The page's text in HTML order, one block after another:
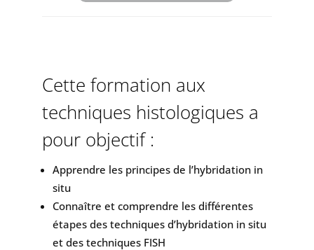
Cette formation aux
techniques histologiques a
pour objectif :
Apprendre les principes de l’hybridation in
situ
Connaître et comprendre les différentes
étapes des techniques d’hybridation in situ
et des techniques FISH